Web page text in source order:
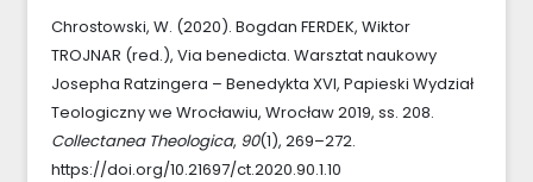
Chrostowski, W. (2020). Bogdan FERDEK, Wiktor
TROJNAR (red.), Via benedicta. Warsztat naukowy
Josepha Ratzingera – Benedykta XVI, Papieski Wydział
Teologiczny we Wrocławiu, Wrocław 2019, ss. 208.
Collectanea Theologica, 90(1), 269–272.
https://doi.org/10.21697/ct.2020.90.1.10